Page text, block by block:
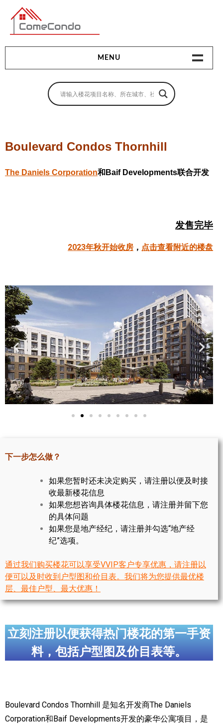
多伦多最新最全的楼花搜索引擎
MENU
地产相关
卖房指南
贷款指南
楼花大全
大多伦多地区楼花开发商名录
楼花地图
楼花转让专区
多伦多市中心楼花项目
怡陶碧谷社区介绍
怡陶碧谷楼花项目
世嘉堡楼花项目
密西沙加社区介绍
密西沙加楼花项目
奥克维尔社区介绍
奥克维尔楼花项目
列治文山楼花项目
旺市楼花项目
万锦楼花项目
新居民
新移民指南
加拿大房地产网站
Boulevard Condos Thornhill
The Daniels Corporation和Baif Developments联合开发
发售完毕
2023年秋开始收房 ， 点击查看附近的楼盘
下一步怎么做？
如果您暂时还未决定购买，请注册以便及时接
收最新楼花信息
如果您想咨询具体楼花信息，请注册并留下您
的具体问题
如果您是地产经纪，请注册并勾选“地产经
纪”选项。
通过我们购买楼花可以享受VVIP客户专享优惠，请注册以
便可以及时收到户型图和价目表。我们将为您提供最优楼
层、最佳户型、最大优惠！
立刻注册以便获得热门楼花的第一手资
料，包括户型图及价目表等。
Boulevard Condos Thornhill 是知名开发商The Daniels
Corporation和Baif Developments开发的豪华公寓项目，是